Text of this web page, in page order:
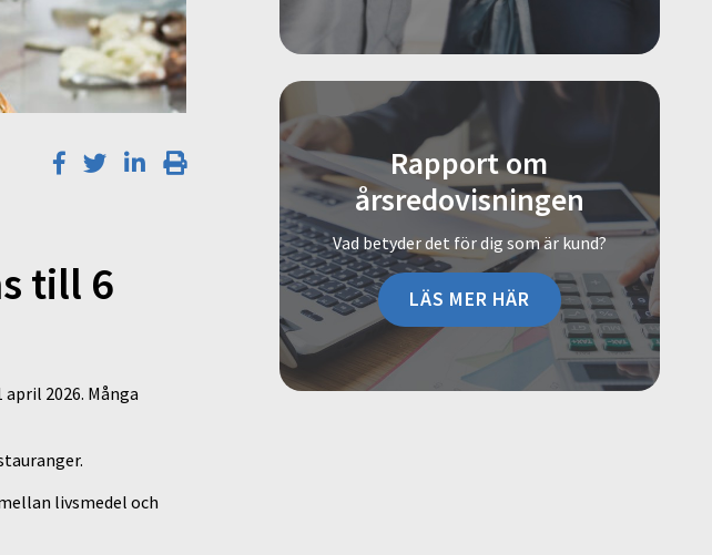
till 6
2026. Många
livsmedel och
Rapport om
årsredovisningen
Vad betyder det för dig som är kund?
LÄS MER HÄR